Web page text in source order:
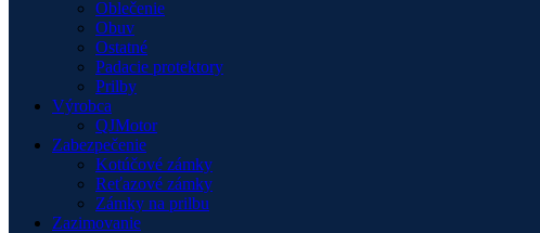
Oblečenie
Obuv
Ostatné
Padacie protektory
Prilby
Výrobca
QJMotor
Zabezpečenie
Kotúčové zámky
Reťazové zámky
Zámky na prilbu
Zazimovanie